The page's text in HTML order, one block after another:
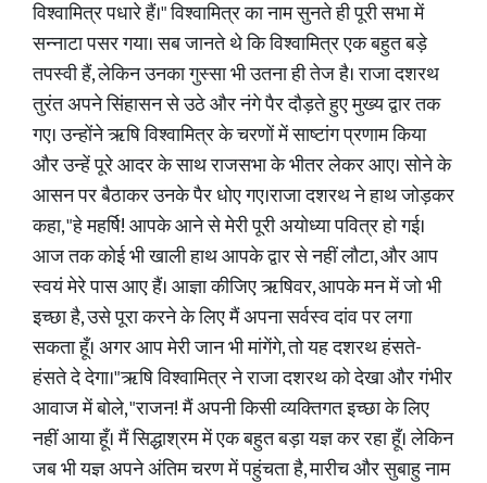
विश्वामित्र पधारे हैं।" विश्वामित्र का नाम सुनते ही पूरी सभा में
सन्नाटा पसर गया। सब जानते थे कि विश्वामित्र एक बहुत बड़े
तपस्वी हैं, लेकिन उनका गुस्सा भी उतना ही तेज है। राजा दशरथ
तुरंत अपने सिंहासन से उठे और नंगे पैर दौड़ते हुए मुख्य द्वार तक
गए। उन्होंने ऋषि विश्वामित्र के चरणों में साष्टांग प्रणाम किया
और उन्हें पूरे आदर के साथ राजसभा के भीतर लेकर आए। सोने के
आसन पर बैठाकर उनके पैर धोए गए।राजा दशरथ ने हाथ जोड़कर
कहा, "हे महर्षि! आपके आने से मेरी पूरी अयोध्या पवित्र हो गई।
आज तक कोई भी खाली हाथ आपके द्वार से नहीं लौटा, और आप
स्वयं मेरे पास आए हैं। आज्ञा कीजिए ऋषिवर, आपके मन में जो भी
इच्छा है, उसे पूरा करने के लिए मैं अपना सर्वस्व दांव पर लगा
सकता हूँ। अगर आप मेरी जान भी मांगेंगे, तो यह दशरथ हंसते-
हंसते दे देगा।"ऋषि विश्वामित्र ने राजा दशरथ को देखा और गंभीर
आवाज में बोले, "राजन! मैं अपनी किसी व्यक्तिगत इच्छा के लिए
नहीं आया हूँ। मैं सिद्धाश्रम में एक बहुत बड़ा यज्ञ कर रहा हूँ। लेकिन
जब भी यज्ञ अपने अंतिम चरण में पहुंचता है, मारीच और सुबाहु नाम